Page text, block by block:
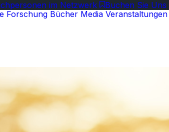
im Netzwerk Buchen Sie Uns
Forschung Bücher Media Veranstaltungen